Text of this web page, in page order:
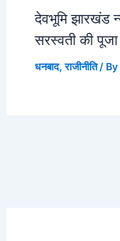
देवभूमि झारखंड
सरस्वती की पूजा
धनबाद,राजीनीति/ By